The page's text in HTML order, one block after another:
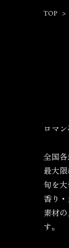
TOP
ロマ
全国
最大
旬を
香り
素材
す。